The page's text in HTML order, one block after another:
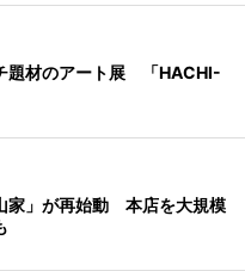
題材のアート展 「HACHI-
家」が再始動 本店を大規模